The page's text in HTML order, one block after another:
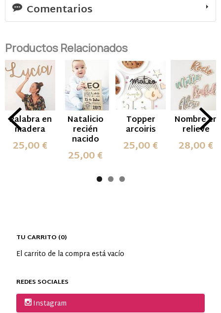
TU CARRITO (0)
El carrito de la compra está vacío
REDES SOCIALES
Instagram
Comentarios
Productos Relacionados
Palabra en
madera
25,00 €
Natalicio
recién
nacido
25,00 €
Topper
arcoiris
25,00 €
Nombre en
relieve
28,00 €